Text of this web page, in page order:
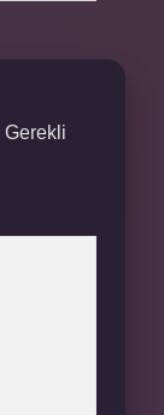
Gerekli